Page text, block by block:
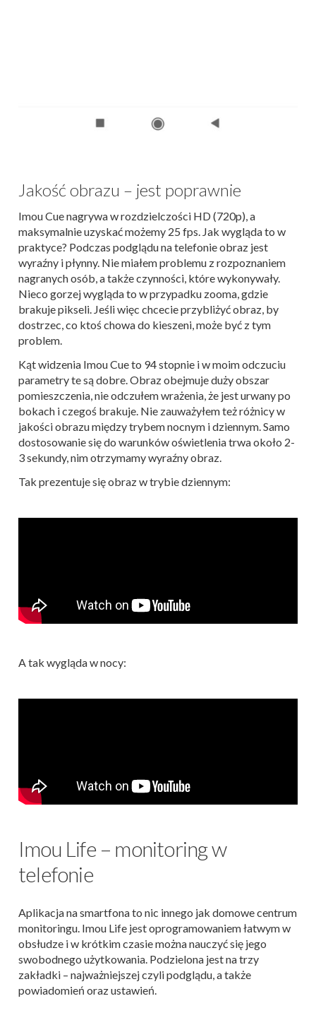
Jakość obrazu – jest poprawnie
Imou Cue nagrywa w rozdzielczości HD (720p), a
maksymalnie uzyskać możemy 25 fps. Jak wygląda to w
praktyce? Podczas podglądu na telefonie obraz jest
wyraźny i płynny. Nie miałem problemu z rozpoznaniem
nagranych osób, a także czynności, które wykonywały.
Nieco gorzej wygląda to w przypadku zooma, gdzie
brakuje pikseli. Jeśli więc chcecie przybliżyć obraz, by
dostrzec, co ktoś chowa do kieszeni, może być z tym
problem.
Kąt widzenia Imou Cue to 94 stopnie i w moim odczuciu
parametry te są dobre. Obraz obejmuje duży obszar
pomieszczenia, nie odczułem wrażenia, że jest urwany po
bokach i czegoś brakuje. Nie zauważyłem też różnicy w
jakości obrazu między trybem nocnym i dziennym. Samo
dostosowanie się do warunków oświetlenia trwa około 2-
3 sekundy, nim otrzymamy wyraźny obraz.
Tak prezentuje się obraz w trybie dziennym:
A tak wygląda w nocy:
Imou Life – monitoring w
telefonie
Aplikacja na smartfona to nic innego jak domowe centrum
monitoringu. Imou Life jest oprogramowaniem łatwym w
obsłudze i w krótkim czasie można nauczyć się jego
swobodnego użytkowania. Podzielona jest na trzy
zakładki – najważniejszej czyli podglądu, a także
powiadomień oraz ustawień.